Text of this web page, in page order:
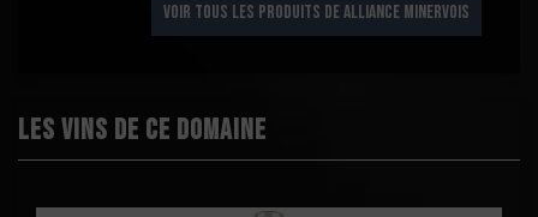
VOIR TOUS LES PRODUITS DE ALLIANCE MINERVOIS
Les vins de ce domaine